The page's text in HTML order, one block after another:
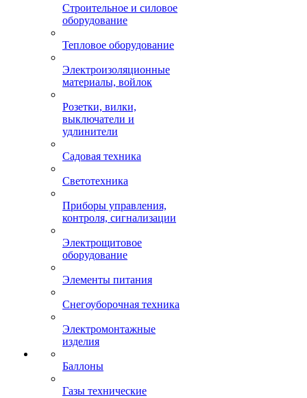
Строительное и силовое
оборудование
Тепловое оборудование
Электроизоляционные
материалы, войлок
Розетки, вилки,
выключатели и
удлинители
Садовая техника
Светотехника
Приборы управления,
контроля, сигнализации
Электрощитовое
оборудование
Элементы питания
Снегоуборочная техника
Электромонтажные
изделия
Баллоны
Газы технические